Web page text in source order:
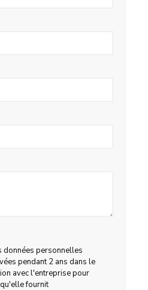
données personnelles
pendant 2 ans dans le
avec l'entreprise pour
fournit